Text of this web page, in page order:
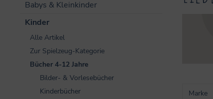
Babys & Kleinkinder
Kinder
Alle Artikel
Zur Spielzeug-Kategorie
Bücher 4-12 Jahre
Bilder- & Vorlesebücher
Kinderbücher
Marke